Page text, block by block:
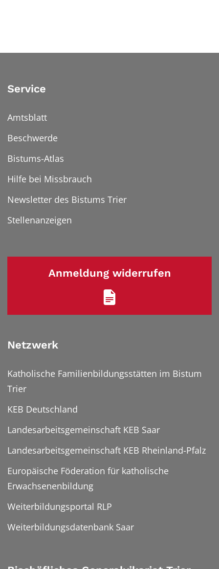
Service
Amtsblatt
Beschwerde
Bistums-Atlas
Hilfe bei Missbrauch
Newsletter des Bistums Trier
Stellenanzeigen
Anmeldung widerrufen
Netzwerk
Katholische Familienbildungsstätten im Bistum
Trier
KEB Deutschland
Landesarbeitsgemeinschaft KEB Saar
Landesarbeitsgemeinschaft KEB Rheinland-Pfalz
Europäische Föderation für katholische
Erwachsenenbildung
Weiterbildungsportal RLP
Weiterbildungsdatenbank Saar